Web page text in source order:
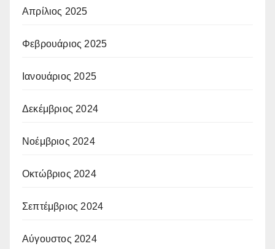
Απρίλιος 2025
Φεβρουάριος 2025
Ιανουάριος 2025
Δεκέμβριος 2024
Νοέμβριος 2024
Οκτώβριος 2024
Σεπτέμβριος 2024
Αύγουστος 2024